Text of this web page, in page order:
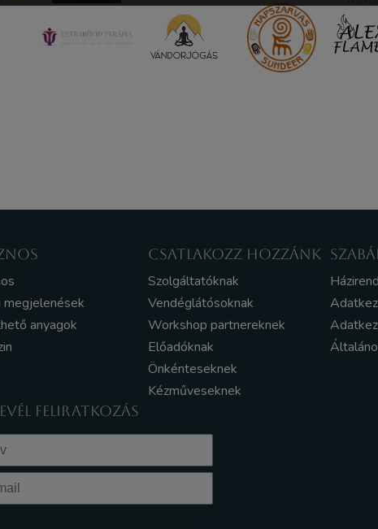
megjelenések
anyagok
CSATLAKOZZ HOZZÁNK
Szolgáltatóknak
Vendéglátósoknak
Workshop partnereknek
Előadóknak
Önkénteseknek
Kézműveseknek
Házirend
FELIRATKOZÁS